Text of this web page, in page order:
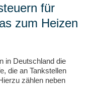
für
zum Heizen
in Deutschland die
die an Tankstellen
zählen neben